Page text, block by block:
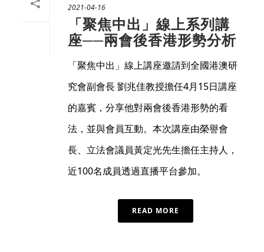
2021-04-16
「聚焦中出」線上系列講
座──兩會後香港形勢分析
「聚焦中出」線上講座邀請到全國港澳研
究會副會長 劉兆佳教授擔任4月15日講座
的嘉賓，分享他對兩會後香港形勢的看
法，並與會員互動。本次講座由榮譽會
長、立法會議員黃定光先生擔任主持人，
近100名成員透過直播平台參加。
READ MORE